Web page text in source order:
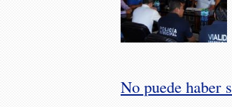
No puede haber